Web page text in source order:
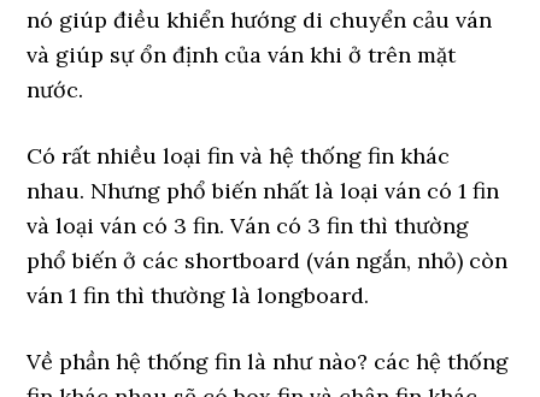
nó giúp điều khiển hướng di chuyển cảu ván
và giúp sự ổn định của ván khi ở trên mặt
nước.
Có rất nhiều loại fin và hệ thống fin khác
nhau. Nhưng phổ biến nhất là loại ván có 1 fin
và loại ván có 3 fin. Ván có 3 fin thì thường
phổ biến ở các shortboard (ván ngắn, nhỏ) còn
ván 1 fin thì thường là longboard.
Về phần hệ thống fin là như nào? các hệ thống